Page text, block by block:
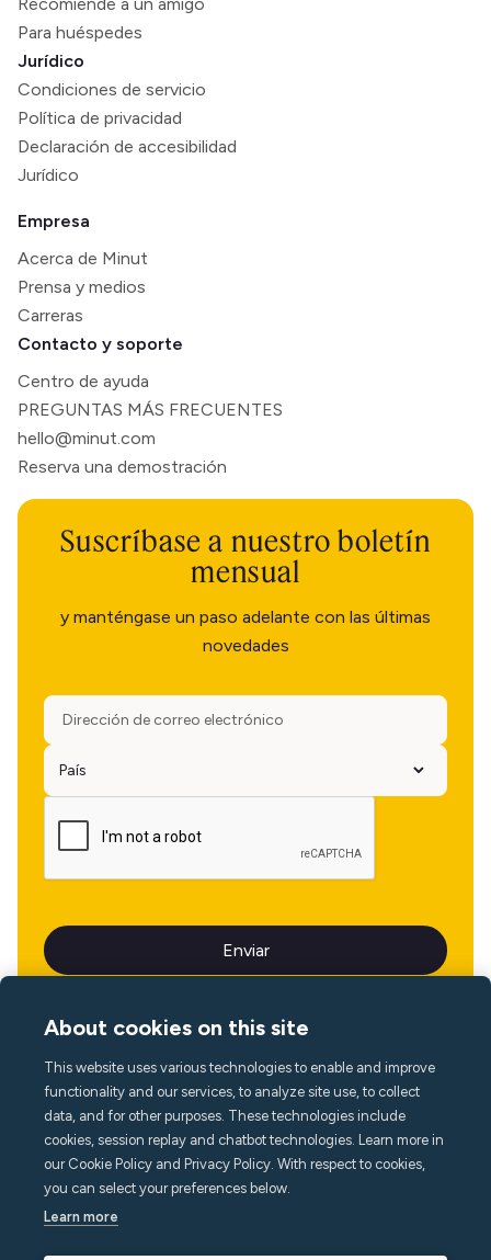
Para huéspedes
Jurídico
Condiciones de servicio
Política de privacidad
Declaración de accesibilidad
Jurídico
Empresa
Acerca de Minut
Prensa y medios
Carreras
Contacto y soporte
Centro de ayuda
PREGUNTAS MÁS FRECUENTES
hello@minut.com
Reserva una demostración
Suscríbase a nuestro boletín
mensual
y manténgase un paso adelante con las últimas
novedades
Idioma
About cookies on this site
This website uses various technologies to enable and improve
functionality and our services, to analyze site use, to collect
data, and for other purposes. These technologies include
cookies, session replay and chatbot technologies. Learn more in
our Cookie Policy and Privacy Policy. With respect to cookies,
you can select your preferences below.
Learn more